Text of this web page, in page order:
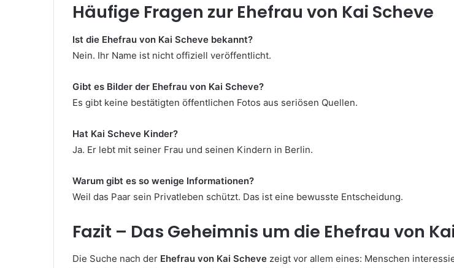
Häufige Fragen zur Ehefrau von Kai Scheve
Ist die Ehefrau von Kai Scheve bekannt?
Nein. Ihr Name ist nicht offiziell veröffentlicht.
Gibt es Bilder der Ehefrau von Kai Scheve?
Es gibt keine bestätigten öffentlichen Fotos aus seriösen Quellen.
Hat Kai Scheve Kinder?
Ja. Er lebt mit seiner Frau und seinen Kindern in Berlin.
Warum gibt es so wenige Informationen?
Weil das Paar sein Privatleben schützt. Das ist eine bewusste Entscheidung.
Fazit – Das Geheimnis um die Ehefrau von
Die Suche nach der Ehefrau von Kai Scheve zeigt vor allem eines: Menschen